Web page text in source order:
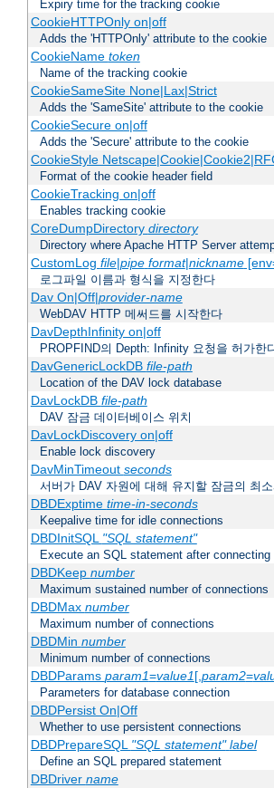
Expiry time for the tracking cookie
CookieHTTPOnly on|off
Adds the 'HTTPOnly' attribute to the cookie
CookieName token
Name of the tracking cookie
CookieSameSite None|Lax|Strict
Adds the 'SameSite' attribute to the cookie
CookieSecure on|off
Adds the 'Secure' attribute to the cookie
CookieStyle
Format of the cookie header field
CookieTracking on|off
Enables tracking cookie
CoreDumpDirectory directory
Directory where Apache HTTP Server
CustomLog file|pipe format|nickname
로그파일 이름과 형식을 지정한다
Dav On|Off|provider-name
WebDAV HTTP 메써드를 시작한다
DavDepthInfinity on|off
PROPFIND의 Depth: Infinity 요청을 허가한
DavGenericLockDB file-path
Location of the DAV lock database
DavLockDB file-path
DAV 잠금 데이터베이스 위치
DavLockDiscovery on|off
Enable lock discovery
DavMinTimeout seconds
서버가 DAV 자원에 대해 유지할 잠금의 최
DBDExptime time-in-seconds
Keepalive time for idle connections
DBDInitSQL "SQL statement"
Execute an SQL statement after
DBDKeep number
Maximum sustained number of connections
DBDMax number
Maximum number of connections
DBDMin number
Minimum number of connections
DBDParams param1=value1[,param2=
Parameters for database connection
DBDPersist On|Off
Whether to use persistent connections
DBDPrepareSQL "SQL statement" label
Define an SQL prepared statement
DBDriver name